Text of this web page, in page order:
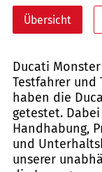
Übersicht
Ducati Monster
Testfahrer und
haben die
getestet.
Handhabung,
und
unserer